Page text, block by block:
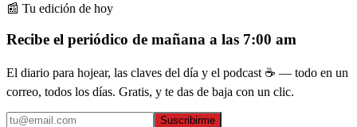
📰 Tu edición de hoy
Recibe el periódico de mañana a las 7:00 am
El diario para hojear, las claves del día y el podcast ☕ — todo en un
correo, todos los días. Gratis, y te das de baja con un clic.
Suscribirme